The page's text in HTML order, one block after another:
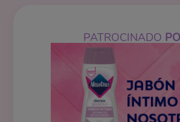
PATROCINADO